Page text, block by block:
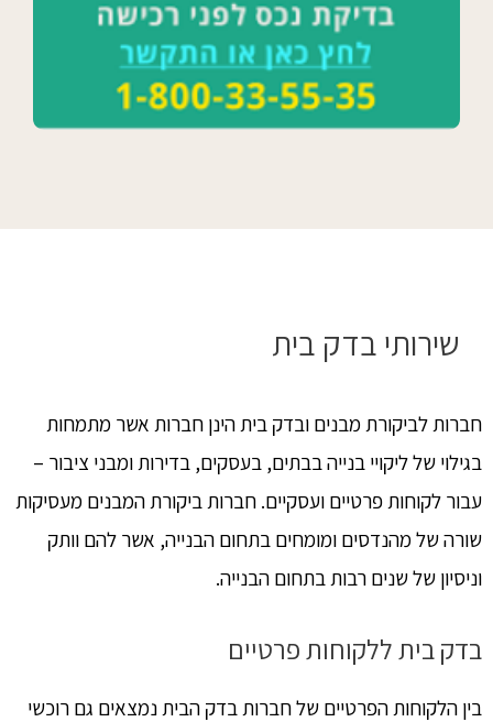
שירותי בדק בית
חברות לביקורת מבנים ובדק בית הינן חברות אשר מתמחות
בגילוי של ליקויי בנייה בבתים, בעסקים, בדירות ומבני ציבור –
עבור לקוחות פרטיים ועסקיים. חברות ביקורת המבנים מעסיקות
שורה של מהנדסים ומומחים בתחום הבנייה, אשר להם וותק
וניסיון של שנים רבות בתחום הבנייה.
בדק בית ללקוחות פרטיים
בין הלקוחות הפרטיים של חברות בדק הבית נמצאים גם רוכשי